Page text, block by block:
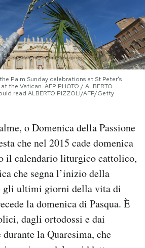
Palm Sunday celebrations at St Peter's
the Vatican. AFP PHOTO / ALBERTO
read ALBERTO PIZZOLI/AFP/Getty
o Domenica della Passione
che nel 2015 cade domenica
il calendario liturgico cattolico,
che segna l’inizio della
gli ultimi giorni della vita di
la domenica di Pasqua. È
dagli ortodossi e dai
la Quaresima, che